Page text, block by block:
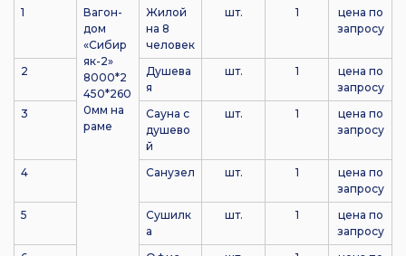
1
Вагон-
дом
«Сибир
як-2»
8000*2
450*260
0мм на
раме
Жилой
на 8
человек
шт. 1
цена по
запросу
2
Душева
я
шт. 1
цена по
запросу
3
Сауна с
душево
й
шт. 1
цена по
запросу
4 Санузел шт. 1
цена по
запросу
5
Сушилк
а
шт. 1
цена по
запросу